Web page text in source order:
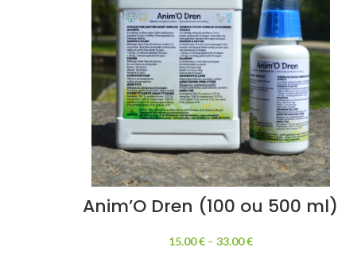
Anim’O Dren (100 ou 500 ml)
15.00€– 33.00€